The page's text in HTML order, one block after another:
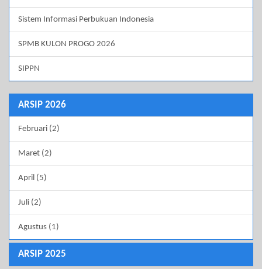
Sistem Informasi Perbukuan Indonesia
SPMB KULON PROGO 2026
SIPPN
ARSIP 2026
Februari (2)
Maret (2)
April (5)
Juli (2)
Agustus (1)
ARSIP 2025